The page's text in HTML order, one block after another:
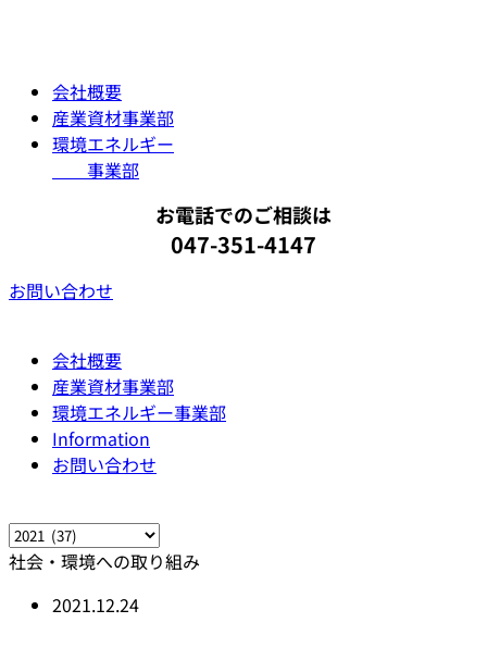
会社概要
産業資材事業部
環境エネルギー
事業部
お電話でのご相談は
047-351-4147
お問い合わせ
会社概要
産業資材事業部
環境エネルギー事業部
Information
お問い合わせ
社会・環境への取り組み
2021.12.24